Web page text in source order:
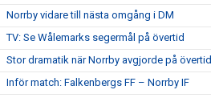
Norrby vidare till nästa omgång i DM
TV: Se Wålemarks segermål på övertid
Stor dramatik när Norrby avgjorde på övertid
Inför match: Falkenbergs FF – Norrby IF